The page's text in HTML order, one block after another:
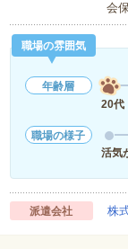
会
職場の雰囲気
年齢層
20代
職場の様子
活気
派遣会社 株